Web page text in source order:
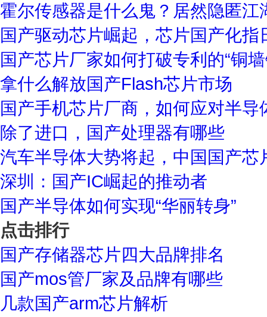
霍尔传感器是什么鬼？居然隐匿江
国产驱动芯片崛起，芯片国产化指
国产芯片厂家如何打破专利的“铜
拿什么解放国产Flash芯片市场
国产手机芯片厂商，如何应对半导
除了进口，国产处理器有哪些
汽车半导体大势将起，中国国产芯
深圳：国产IC崛起的推动者
国产半导体如何实现“华丽转身”
点击排行
国产存储器芯片四大品牌排名
国产mos管厂家及品牌有哪些
几款国产arm芯片解析